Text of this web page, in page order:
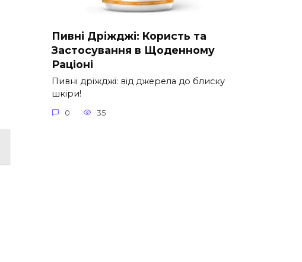
Пивні Дріжджі: Користь та
Застосування в Щоденному
Раціоні
Пивні дріжджі: від джерела до блиску
шкіри!
0 35